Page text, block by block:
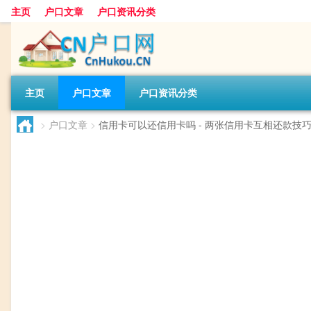
主页 户口文章 户口资讯分类
主页 户口文章 户口资讯分类
> 户口文章 > 信用卡可以还信用卡吗 - 两张信用卡互相还款技巧